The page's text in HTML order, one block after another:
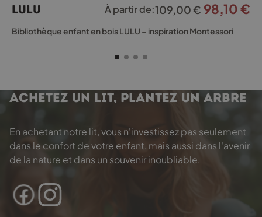
variations.
Les
options
sur
la
produit
LULU À partir de:109,00€ Le
prix
98,10€
Bibliothèque enfant en bois LULU – inspiration Montessori
ACHETEZ UN LIT, PLANTEZ UN ARBRE
En achetant notre lit, vous n'investissez pas seulement
dans le confort de votre enfant, mais aussi dans l'avenir
de la nature et dans un souvenir inoubliable.